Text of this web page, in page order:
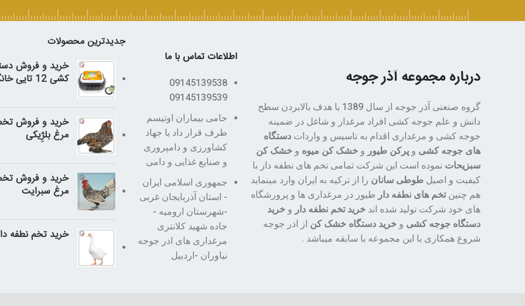
درباره مجموعه آذر جوجه
گروه صنعتی آذر جوجه از سال 1389 با هدف بالابردن سطح
دانش و علم جوجه کشی افراد مرغدار و شاغل در ضمینه
جوجه کشی و مرغداری اقدام به تاسیس و واردات دستگاه
های جوجه کشی و پرکن طیور و خشک کن میوه و خشک کن
سبزیحات نموده است این شرکت تمامی تخم های نطفه دار با
کیفیت و اصیل طوطی سانان را از ترکیه به ایران وارد مینماید
هم چنینتخم های نطفه دار طیور در مرغداری ها و پرورشگاه
های خود شرکت تولید شده اند خرید تخم نطفه دار و خرید
دستگاه جوجه کشی و خرید دستگاه خشک کن از اذر جوجه
شروع همکاری با این مجموعه با سابقه میباشد .
اطلاعات تماس با ما
09145139538
09145139539
حامی بیماران اوتیسم
طرف قرار داد با جهاد
کشاورزی و دامپروری
و صنایع غذایی و دامی
جمهوری اسلامی ایران
- استان آذربایجان غربی
-شهرستان ارومیه -
جاده شهید کلانتری
مرغداری های اذر جوجه
نیاوران -اردبیل
جدیدترین محصولات
خرید و فروش
کشی 12 تایی خانگی
خرید و فروش
مرغ بلژِیکی
خرید و فروش
مرغ سبرایت
خرید تخم نطفه